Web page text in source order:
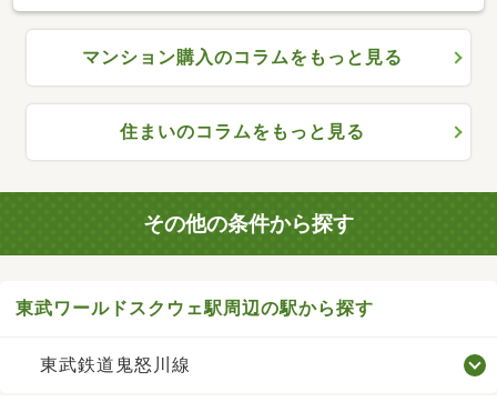
マンション購入のコラムをもっと見る
住まいのコラムをもっと見る
その他の条件から探す
東武ワールドスクウェ駅周辺の駅から探す
東武鉄道鬼怒川線